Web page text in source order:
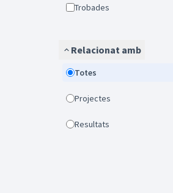
Trobades
Relacionat amb
Totes
Projectes
Resultats